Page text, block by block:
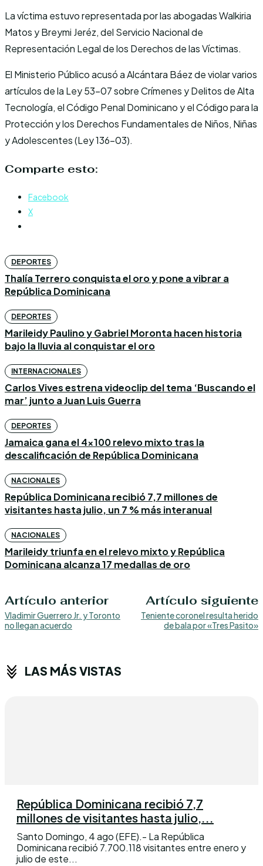
La víctima estuvo representada por las abogadas Walkiria
Matos y Breymi Jeréz, del Servicio Nacional de
Representación Legal de los Derechos de las Víctimas.
El Ministerio Público acusó a Alcántara Báez de violar varios
artículos de la Ley 53-07 sobre Crímenes y Delitos de Alta
Tecnología, el Código Penal Dominicano y el Código para la
Protección y los Derechos Fundamentales de Niños, Niñas
y Adolescentes (Ley 136-03).
Comparte esto:
Facebook
X
DEPORTES
Thalía Terrero conquista el oro y pone a vibrar a
República Dominicana
DEPORTES
Marileidy Paulino y Gabriel Moronta hacen historia
bajo la lluvia al conquistar el oro
INTERNACIONALES
Carlos Vives estrena videoclip del tema ‘Buscando el
mar’ junto a Juan Luis Guerra
DEPORTES
Jamaica gana el 4×100 relevo mixto tras la
descalificación de República Dominicana
NACIONALES
República Dominicana recibió 7,7 millones de
visitantes hasta julio, un 7 % más interanual
NACIONALES
Marileidy triunfa en el relevo mixto y República
Dominicana alcanza 17 medallas de oro
Artículo anterior
Vladimir Guerrero Jr. y Toronto
no llegan acuerdo
Artículo siguiente
Teniente coronel resulta herido
de bala por «Tres Pasito»
LAS MÁS VISTAS
República Dominicana recibió 7,7
millones de visitantes hasta julio,...
Santo Domingo, 4 ago (EFE).- La República
Dominicana recibió 7.700.118 visitantes entre enero y
julio de este...